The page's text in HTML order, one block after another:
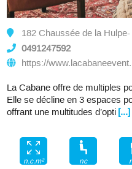
182 Chaussée de la
0491247592
https://
La Cabane offre de multiples
Elle se décline en 3 espaces
offrant une multitudes d’opti [...]
n.c.m² nc